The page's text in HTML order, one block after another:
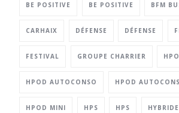
BE POSITIVE BE POSITIVE BFM
CARHAIX DÉFENSE DÉFENSE
FESTIVAL GROUPE CHARRIER
HPOD AUTOCONSO HPOD
HPOD MINI HPS HPS HYBRIDE